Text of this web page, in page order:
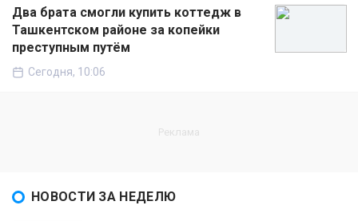
Два брата смогли купить коттедж в
Ташкентском районе за копейки
преступным путём
Сегодня, 10:06
НОВОСТИ ЗА НЕДЕЛЮ